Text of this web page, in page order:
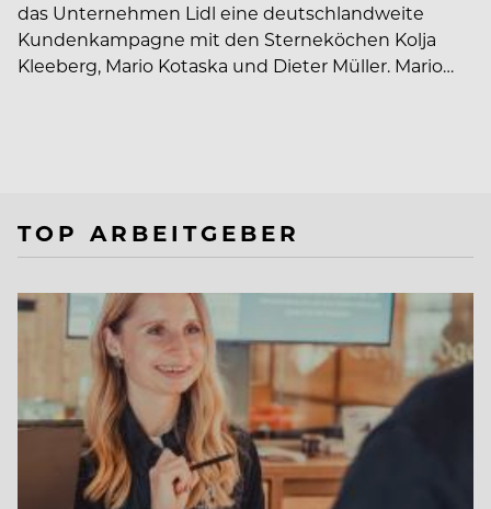
das Unternehmen Lidl eine deutschlandweite
Kundenkampagne mit den Sterneköchen Kolja
Kleeberg, Mario Kotaska und Dieter Müller. Mario…
TOP ARBEITGEBER